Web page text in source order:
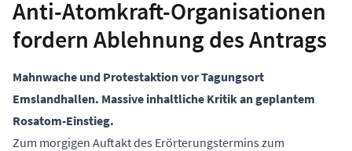
Anti-Atomkraft-Organisationen
fordern Ablehnung des Antrags
Mahnwache und Protestaktion vor Tagungsort
Emslandhallen. Massive inhaltliche Kritik an geplantem
Rosatom-Einstieg.
Zum morgigen Auftakt des Erörterungstermins zum